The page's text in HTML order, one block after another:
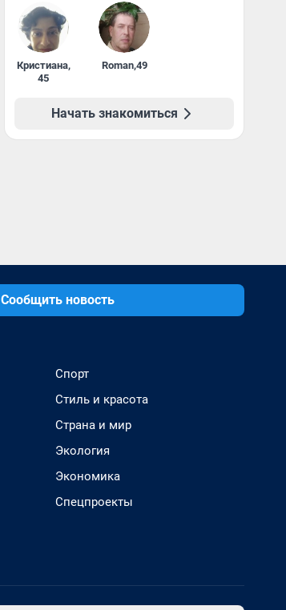
Кристиана,
45
Roman,49
Начать знакомиться
Сообщить новость
Спорт
Стиль и красота
Страна и мир
Экология
Экономика
Спецпроекты